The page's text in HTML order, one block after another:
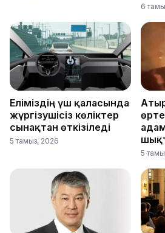
6
Еліміздің үш қаласында
жүргізушісіз көліктер
сынақтан өткізіледі
5 тамыз, 2026
5